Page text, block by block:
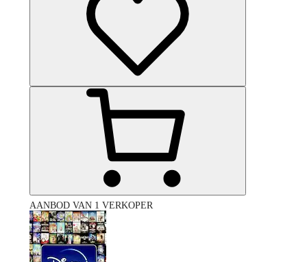
AANBOD VAN 1 VERKOPER